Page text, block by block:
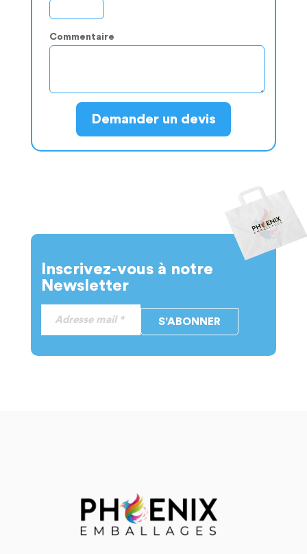
Commentaire
Demander un devis
Inscrivez-vous à notre
Newsletter